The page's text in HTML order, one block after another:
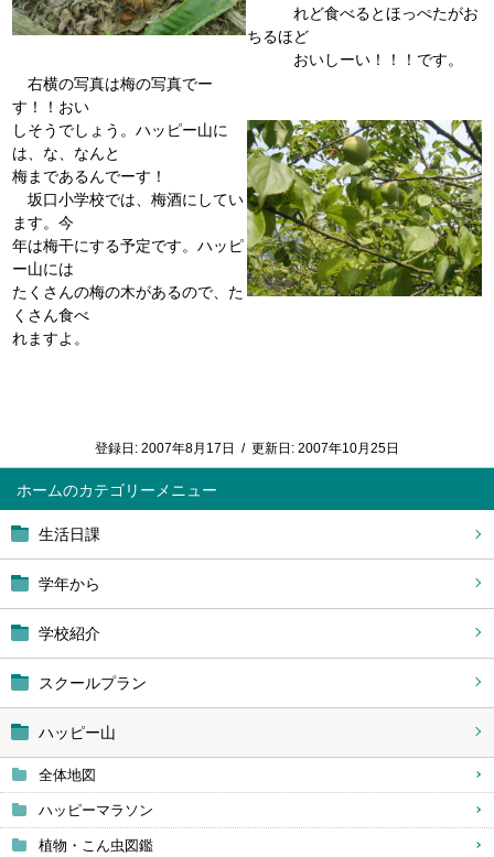
ホーム
生活日課
学年から
学校紹介
スクールプラン
ハッピー山
全体地図
ハッピーマラソン
植物・こん虫図鑑
れど食べるとほっぺたがお
ちるほど
おいしーい！！！です。
右横の写真は梅の写真でー
す！！おい
しそうでしょう。ハッピー山に
は、な、なんと
梅まであるんでーす！
坂口小学校では、梅酒にしてい
ます。今
年は梅干にする予定です。ハッピ
ー山には
たくさんの梅の木があるので、た
くさん食べ
れますよ。
登録日: 2007年8月17日 / 更新日: 2007年10月25日